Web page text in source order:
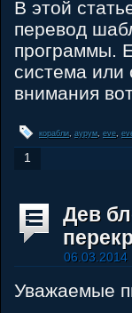
В этой
перевод
программы.
система или
внимания
корабли аурум, eve,
1
Дев
06.03.2014
Уважаемые